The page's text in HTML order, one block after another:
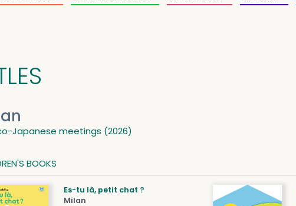
Japanese meetings (2026)
BOOKS
Es-tu là, petit chat ?
Milan